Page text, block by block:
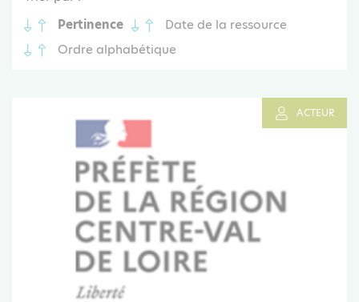
Pertinence
Date de la ressource
Ordre alphabétique
ACTEUR